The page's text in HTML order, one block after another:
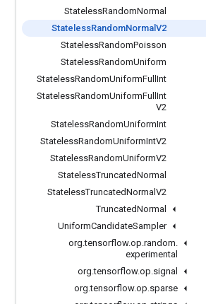
StatelessRandomNormal
StatelessRandomNormal V2
StatelessRandomPoisson
StatelessRandomUniform
StatelessRandomUniformFull Int
StatelessRandomUniformFull Int
V2
StatelessRandomUniformInt
StatelessRandomUniformIntV2
StatelessRandomUniformV2
StatelessTruncatedNormal
StatelessTruncatedNormal V2
TruncatedNormal
UniformCandidateSampler
org.tensorflow.op.random.
experimental
org.tensorflow.op.signal
org.tensorflow.op.sparse